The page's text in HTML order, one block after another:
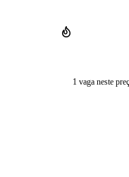
1 vaga neste